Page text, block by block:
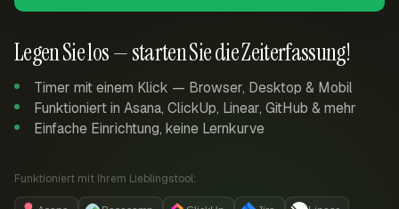
Legen Sie los — starten Sie die Zeiterfassung!
Timer mit einem Klick — Browser, Desktop & Mobil
Funktioniert in Asana, ClickUp, Linear, GitHub & mehr
Einfache Einrichtung, keine Lernkurve
Funktioniert mit Ihrem Lieblingstool: